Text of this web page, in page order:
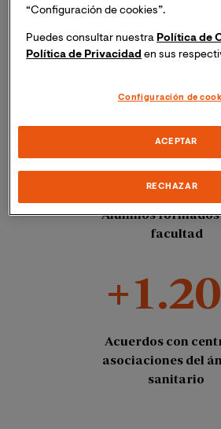
Universidad
*Ministerio de
Alumnos formados
facultad
Acuerdos con
asociaciones del
sanitario
“Configuración de cookies”.
Puedes consultar nuestra Política de
Política de Privacidad en sus
Configuración de
RECHAZAR
ACEPTAR